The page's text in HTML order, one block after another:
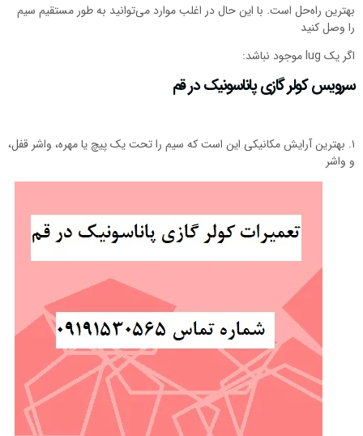
بهترین راه‌حل است. با این حال در اغلب موارد می‌توانید به طور مستقیم سیم
را وصل کنید
اگر یک lug موجود نباشد:
سرویس کولر گازی پاناسونیک در قم
۱. بهترین آرایش مکانیکی این است که سیم را تحت یک پیچ یا مهره، واشر قفل،
و واشر